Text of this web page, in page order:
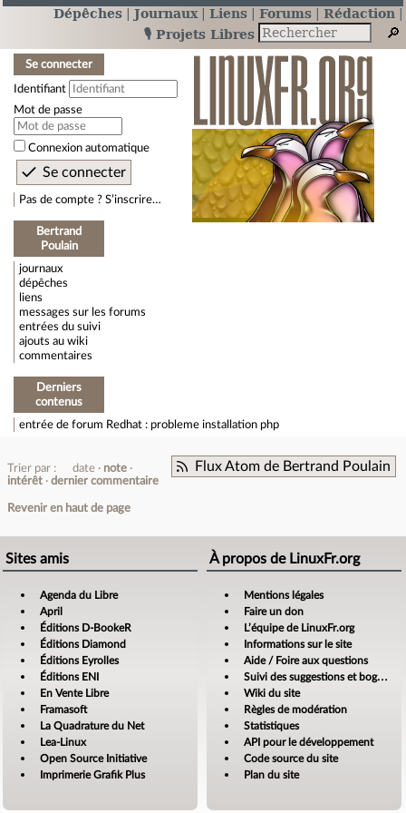
Dépêches Journaux Liens Forums
Rédaction
🎙️ Projets Libres
Se connecter
Identifiant
Mot de passe
Connexion automatique
Pas de compte ? S’inscrire…
Bertrand
Poulain
journaux
dépêches
liens
messages sur les forums
entrées du suivi
ajouts au wiki
commentaires
Derniers
contenus
entrée de forum Redhat : probleme installation php
Flux Atom de Bertrand Poulain
Trier par : date
note
intérêt
dernier commentaire
Revenir en haut de page
Sites amis
Agenda du Libre
April
Éditions D-BookeR
Éditions Diamond
Éditions Eyrolles
Éditions ENI
En Vente Libre
Framasoft
La Quadrature du Net
Lea-Linux
Open Source Initiative
Imprimerie Grafik Plus
À propos de LinuxFr.org
Mentions légales
Faire un don
L’équipe de LinuxFr.org
Informations sur le site
Aide / Foire aux questions
Suivi des suggestions et bogues
Wiki du site
Règles de modération
Statistiques
API pour le développement
Code source du site
Plan du site